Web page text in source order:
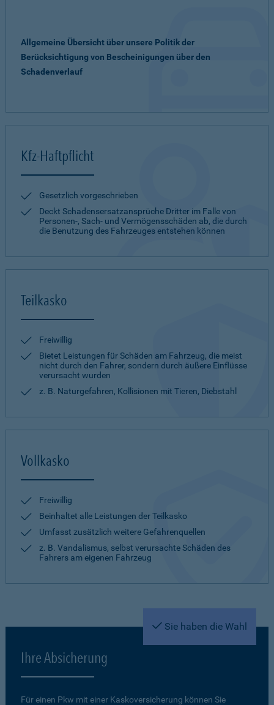
Allgemeine Übersicht über unsere Politik der
Berücksichtigung von Bescheinigungen über den
Schadenverlauf
Kfz-Haftpflicht
Gesetzlich vorgeschrieben
Deckt Schadensersatzansprüche Dritter im Falle von
Personen-, Sach- und Vermögensschäden ab, die durch
die Benutzung des Fahrzeuges entstehen können
Teilkasko
Freiwillig
Bietet Leistungen für Schäden am Fahrzeug, die meist
nicht durch den Fahrer, sondern durch äußere Einflüsse
verursacht wurden
z. B. Naturgefahren, Kollisionen mit Tieren, Diebstahl
Vollkasko
Freiwillig
Beinhaltet alle Leistungen der Teilkasko
Umfasst zusätzlich weitere Gefahrenquellen
z. B. Vandalismus, selbst verursachte Schäden des
Fahrers am eigenen Fahrzeug
Sie haben die Wahl
Ihre Absicherung
Für einen Pkw mit einer Kaskoversicherung können Sie